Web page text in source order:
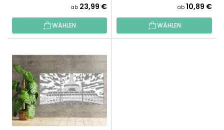
T
ab 23,99 €
WÄHLEN
ab 10,89 €
WÄHLEN